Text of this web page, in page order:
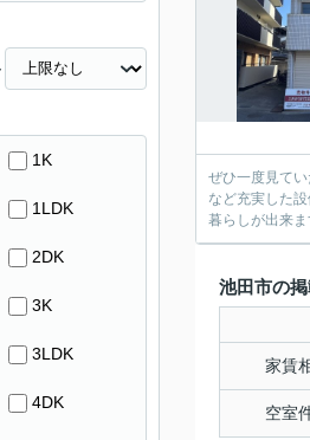
ぜひ一度見て
など充実した
暮らしが出来
池田市の
家賃
空室
1K
1LDK
2DK
3K
3LDK
4DK